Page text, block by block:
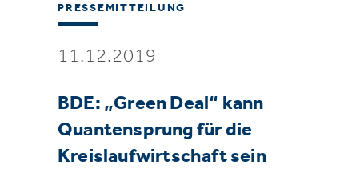
PRESSEMITTEILUNG
11.12.2019
BDE: „Green Deal“ kann
Quantensprung für die
Kreislaufwirtschaft sein